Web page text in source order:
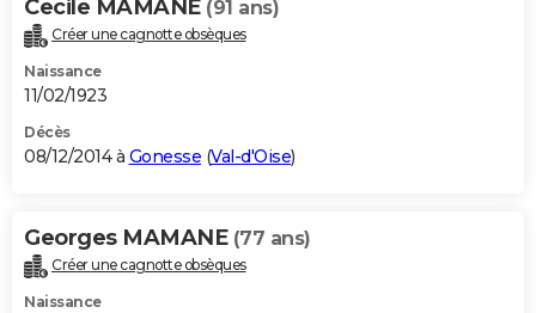
Cecile MAMANE (91 ans)
Créer une cagnotte obsèques
Naissance
11/02/1923
Décès
08/12/2014 à Gonesse (Val-d'Oise)
Georges MAMANE (77 ans)
Créer une cagnotte obsèques
Naissance